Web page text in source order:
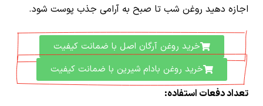
اجازه دهید روغن شب تا صبح به آرامی جذب پوست شود.
خرید روغن آرگان اصل با ضمانت کیفیت
خرید روغن بادام شیرین با ضمانت کیفیت
تعداد دفعات استفاده: